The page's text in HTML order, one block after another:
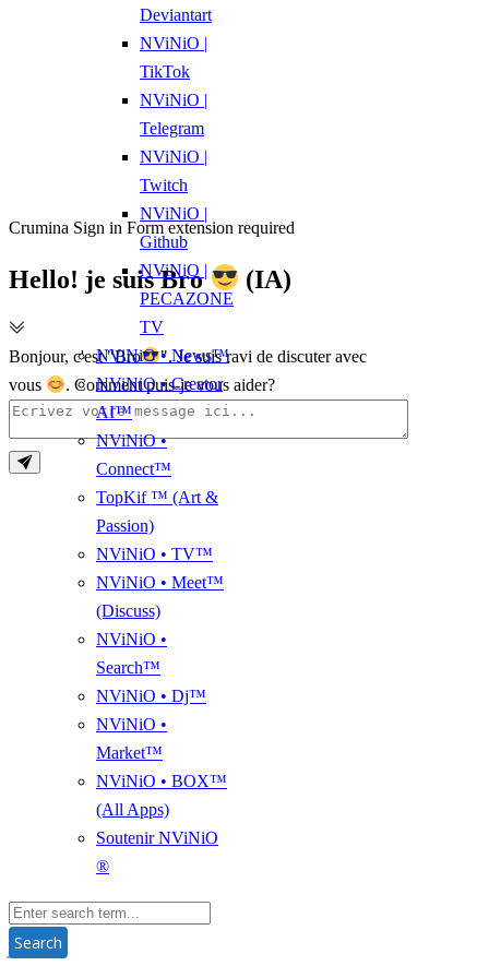
Crumina Sign in Form extension required
Hello! je suis Bro (IA)
Bonjour, c'est "Bro
". Je suis ravi de discuter avec
vous
. Comment puis-je vous aider?
Deviantart
NViNiO |
TikTok
NViNiO |
Telegram
NViNiO |
Twitch
NViNiO |
Github
NViNiO |
PECAZONE
TV
NViNiO • News™
NViNiO • Creator
AI™
NViNiO •
Connect™
TopKif ™ (Art &
Passion)
NViNiO • TV™
NViNiO • Meet™
(Discuss)
NViNiO •
Search™
NViNiO • Dj™
NViNiO •
Market™
NViNiO • BOX™
(All Apps)
Soutenir NViNiO
®